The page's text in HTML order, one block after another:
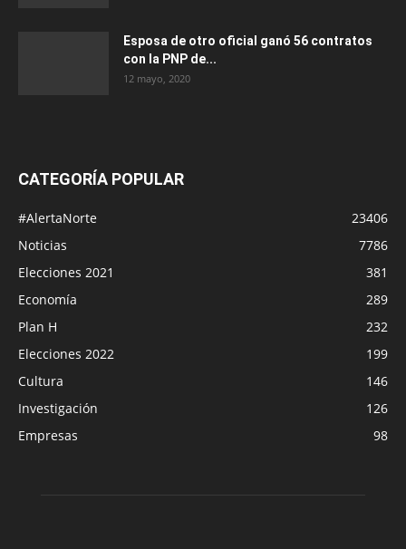
Esposa de otro oficial ganó 56 contratos
con la PNP de...
12 mayo, 2020
CATEGORÍA POPULAR
#AlertaNorte
23406
Noticias
7786
Elecciones 2021
381
Economía
289
Plan H
232
Elecciones 2022
199
Cultura
146
Investigación
126
Empresas
98